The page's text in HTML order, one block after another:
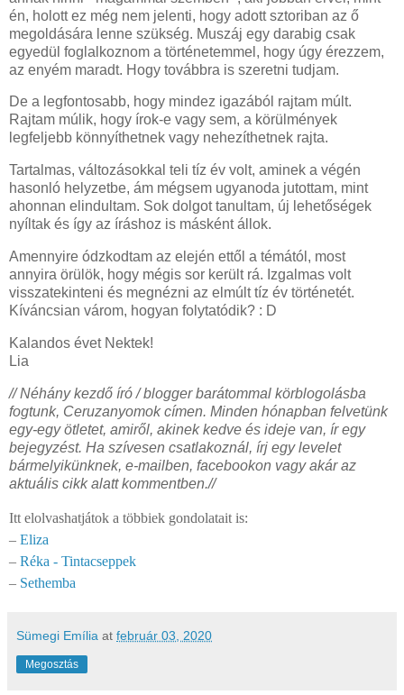
én, holott ez még nem jelenti, hogy adott sztoriban az ő
megoldására lenne szükség. Muszáj egy darabig csak
egyedül foglalkoznom a történetemmel, hogy úgy érezzem,
az enyém maradt. Hogy továbbra is szeretni tudjam.
De a legfontosabb, hogy mindez igazából rajtam múlt.
Rajtam múlik, hogy írok-e vagy sem, a körülmények
legfeljebb könnyíthetnek vagy nehezíthetnek rajta.
Tartalmas, változásokkal teli tíz év volt, aminek a végén
hasonló helyzetbe, ám mégsem ugyanoda jutottam, mint
ahonnan elindultam. Sok dolgot tanultam, új lehetőségek
nyíltak és így az íráshoz is másként állok.
Amennyire ódzkodtam az elején ettől a témától, most
annyira örülök, hogy mégis sor került rá. Izgalmas volt
visszatekinteni és megnézni az elmúlt tíz év történetét.
Kíváncsian várom, hogyan folytatódik? : D
Kalandos évet Nektek!
Lia
// Néhány kezdő író / blogger barátommal körblogolásba
fogtunk, Ceruzanyomok címen. Minden hónapban felvetünk
egy-egy ötletet, amiről, akinek kedve és ideje van, ír egy
bejegyzést. Ha szívesen csatlakoznál, írj egy levelet
bármelyikünknek, e-mailben, facebookon vagy akár az
aktuális cikk alatt kommentben.//
Itt elolvashatjátok a többiek gondolatait is:
– Eliza
– Réka - Tintacseppek
– Sethemba
Sümegi Emília at február 03, 2020
Megosztás